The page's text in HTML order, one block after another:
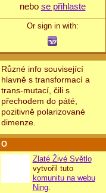
nebo se přihlaste
Or sign in with:
Různé info související
hlavně s transformací a
trans-mutací, čili s
přechodem do páté,
pozitivně polarizované
dimenze.
O
Zlaté Živé Světlo
vytvořil tuto
komunitu na webu
Ning.